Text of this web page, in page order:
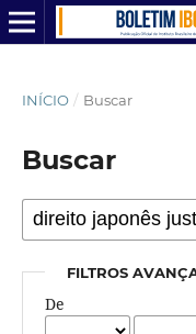
INÍCIO / Buscar
Buscar
FILTROS
De